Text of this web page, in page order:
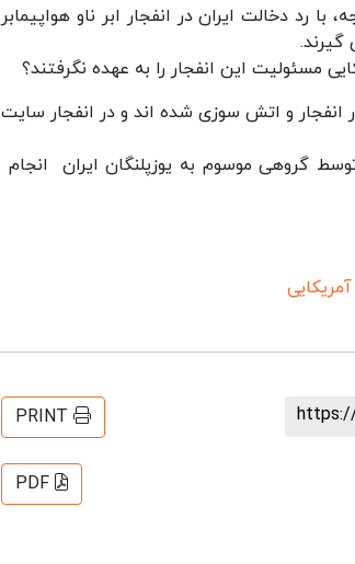
رد دخالت ایران در انفجار ابر ناو هواپیمابر
مسئولیت این انفجار را به عهده نگرفتند؟
انفجار و اتش سوزی شده اند و در انفجار سایت
گروهی موسوم به یوزپلنگان ایران انجام
PRINT
PDF